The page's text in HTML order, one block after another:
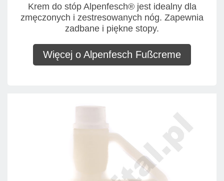
Krem do stóp Alpenfesch® jest idealny dla
zmęczonych i zestresowanych nóg. Zapewnia
zadbane i piękne stopy.
Więcej o Alpenfesch Fußcreme